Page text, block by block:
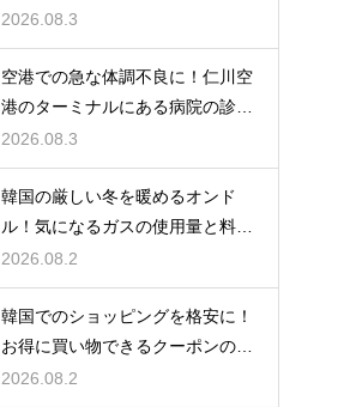
い計算
2026.08.3
空港での急な体調不良に！仁川空
港のターミナルにある病院の診療
時間
2026.08.3
韓国の厳しい冬を暖めるオンド
ル！気になるガスの使用量と料金
の目安
2026.08.2
韓国でのショッピングを格安に！
お得に買い物できるクーポンの賢
い探し方
2026.08.2